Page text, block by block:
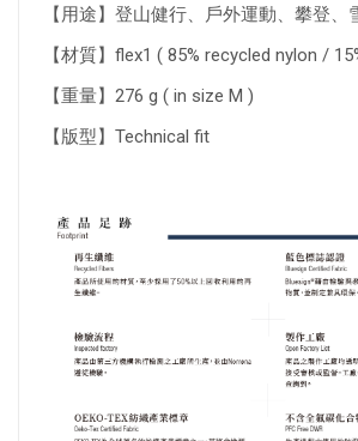
【用途】登山健行、戶外運動、攀登、
【材質】flex1 ( 85% recycled nylon /
【重量】276 g ( in size M )
【版型】Technical fit